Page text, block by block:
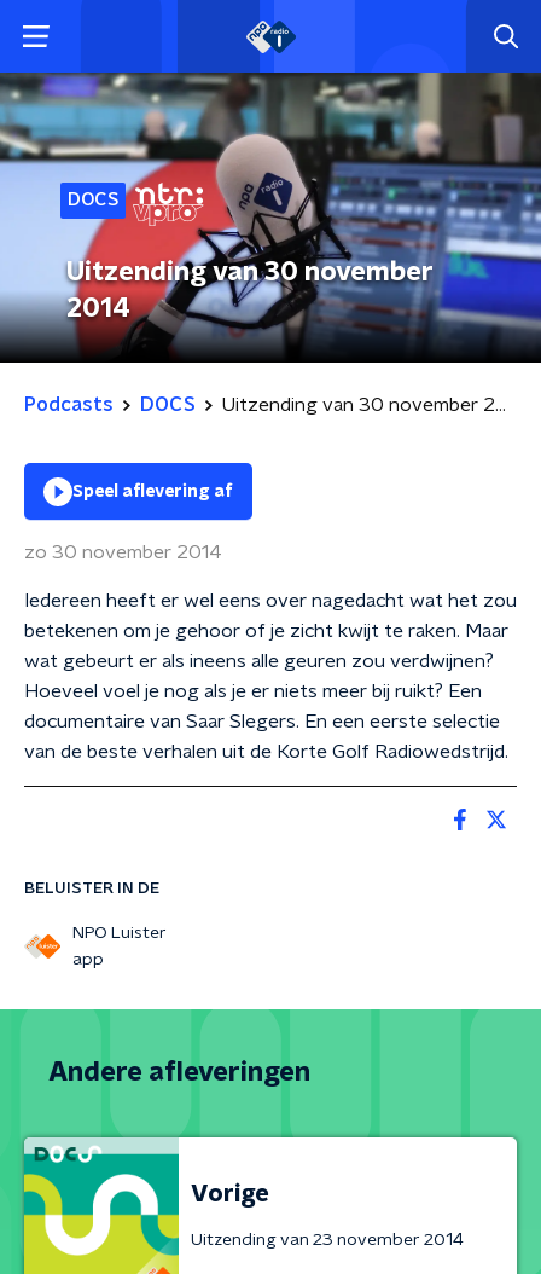
DOCS
Uitzending van 30 november
2014
Podcasts DOCS Uitzending van 30 november 2014
BELUISTER IN DE
NPO Luister
app
Speel aflevering af
zo 30 november 2014
Iedereen heeft er wel eens over nagedacht wat het zou
betekenen om je gehoor of je zicht kwijt te raken. Maar
wat gebeurt er als ineens alle geuren zou verdwijnen?
Hoeveel voel je nog als je er niets meer bij ruikt? Een
documentaire van Saar Slegers. En een eerste selectie
van de beste verhalen uit de Korte Golf Radiowedstrijd.
Andere afleveringen
Vorige
Uitzending van 23 november 2014